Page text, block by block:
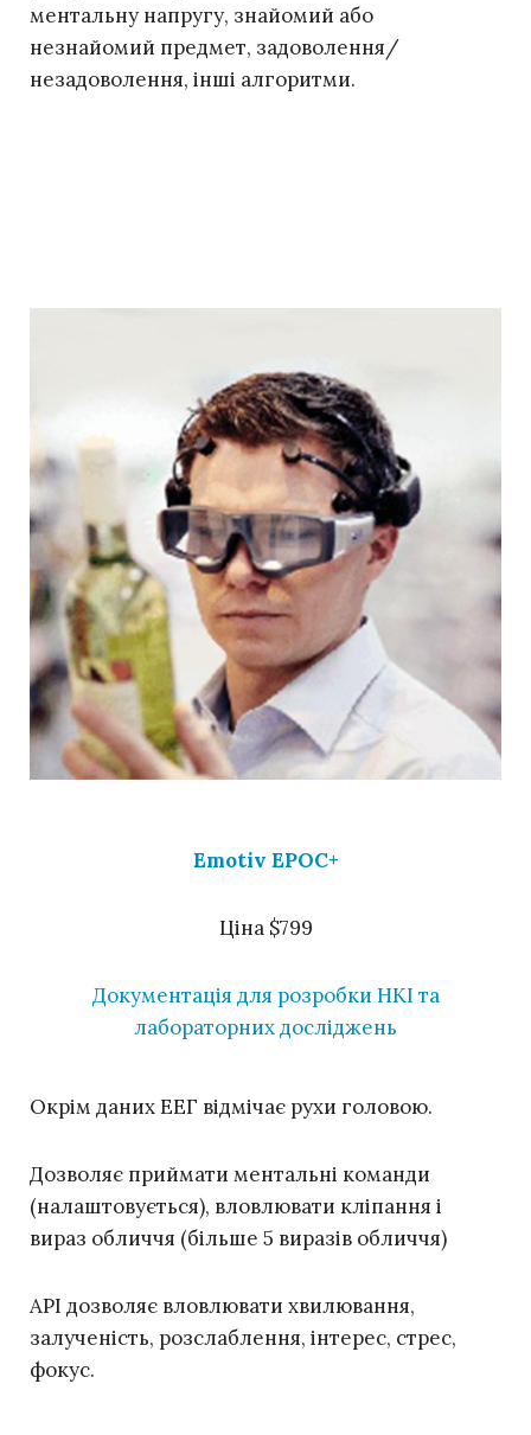
ментальну напругу, знайомий або
незнайомий предмет, задоволення/
незадоволення, інші алгоритми.
Emotiv EPOC+
Ціна $799
Документація для розробки НКІ та
лабораторних досліджень
Окрім даних ЕЕГ відмічає рухи головою.
Дозволяє приймати ментальні команди
(налаштовується), вловлювати кліпання і
вираз обличчя (більше 5 виразів обличчя)
API дозволяє вловлювати хвилювання,
залученість, розслаблення, інтерес, стрес,
фокус.